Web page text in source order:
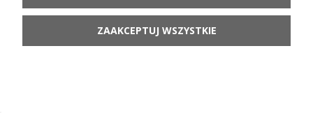
ZAAKCEPTUJ WSZYSTKIE